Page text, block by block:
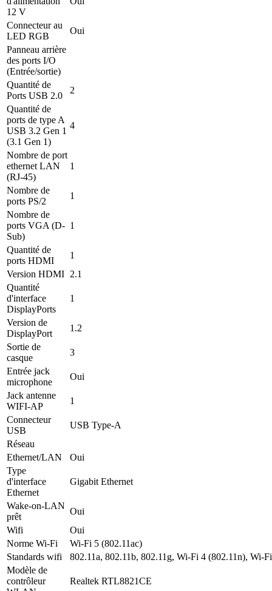
12 V
Connecteur au
LED RGB
Oui
Panneau arrière
des ports I/O
(Entrée/sortie)
Quantité de
Ports USB 2.0
2
Quantité de
ports de type A
USB 3.2 Gen 1
(3.1 Gen 1)
4
Nombre de port
ethernet LAN
(RJ-45)
1
Nombre de
ports PS/2
1
Nombre de
ports VGA (D-
Sub)
1
Quantité de
ports HDMI
1
Version HDMI 2.1
Quantité
d'interface
DisplayPorts
1
Version de
DisplayPort
1.2
Sortie de
casque
3
Entrée jack
microphone
Oui
Jack antenne
WIFI-AP
1
Connecteur
USB
USB Type-A
Réseau
Ethernet/LAN
Oui
Type
d'interface
Ethernet
Gigabit Ethernet
Wake-on-LAN
prêt
Oui
Wifi
Oui
Norme Wi-Fi
Wi-Fi 5 (802.11ac)
Standards wifi
802.11a, 802.11b, 802.11g, Wi-Fi 4 (802.11n), Wi-
Modèle de
contrôleur
Realtek RTL8821CE